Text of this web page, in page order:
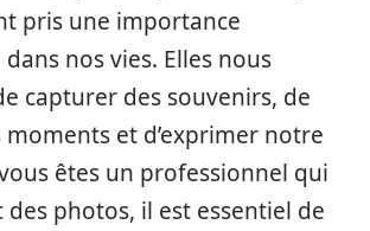
pris une importance
nos vies. Elles nous
capturer des souvenirs, de
et d’exprimer notre
êtes un professionnel qui
des photos, il est essentiel de